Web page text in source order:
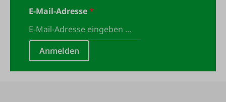
E-Mail-Adresse*
Anmelden